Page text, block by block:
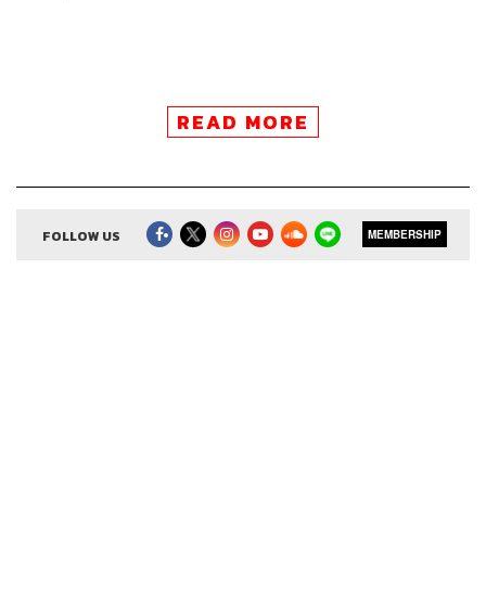
สามารถฟังพอดแคสต์ The Secret Sauce
ผ่านแอปพลิเคชันต่างๆ ที่คุณสะดวกหรือใช้อยู่แล้วได้เลย
READ MORE
FOLLOW US MEMBERSHIP